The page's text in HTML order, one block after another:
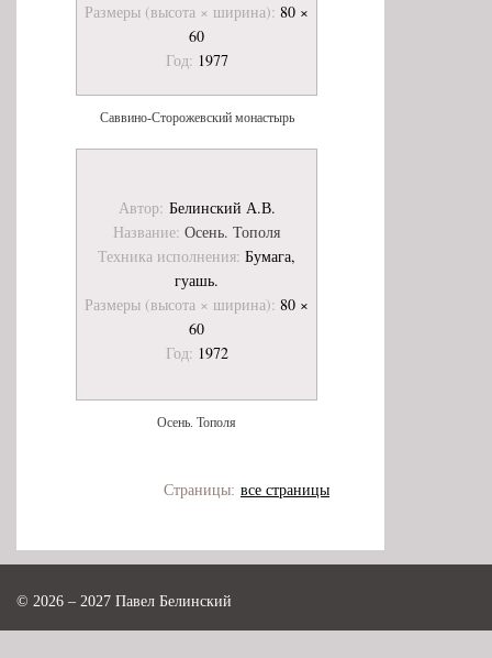
Размеры (высота × ширина): 80 ×
60
Год: 1977
Саввино-Сторожевский монастырь
Автор: Белинский А.В.
Название: Осень. Тополя
Техника исполнения: Бумага,
гуашь.
Размеры (высота × ширина): 80 ×
60
Год: 1972
Осень. Тополя
все страницы
Страницы:
© 2026 – 2027 Павел Белинский